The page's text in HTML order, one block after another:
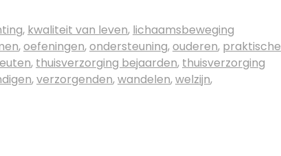
, kwaliteit van leven, lichaamsbeweging
,oefeningen,ondersteuning,ouderen, praktische
, thuisverzorging bejaarden, thuisverzorging
,verzorgenden,wandelen,welzijn,